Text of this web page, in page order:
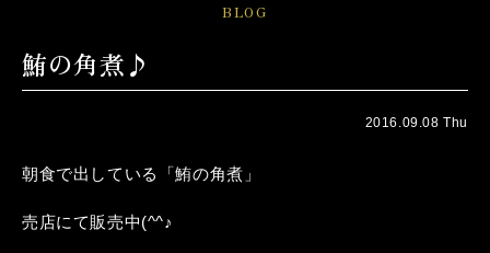
BLOG
鮪の角煮♪
2016.09.08 Thu
朝食で出している「鮪の角煮」
売店にて販売中(^^♪